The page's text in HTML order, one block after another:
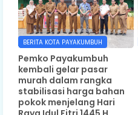
BERITA KOTA PAYAKUMBUH
Pemko Payakumbuh
kembali gelar pasar
murah dalam rangka
stabilisasi harga bahan
pokok menjelang Hari